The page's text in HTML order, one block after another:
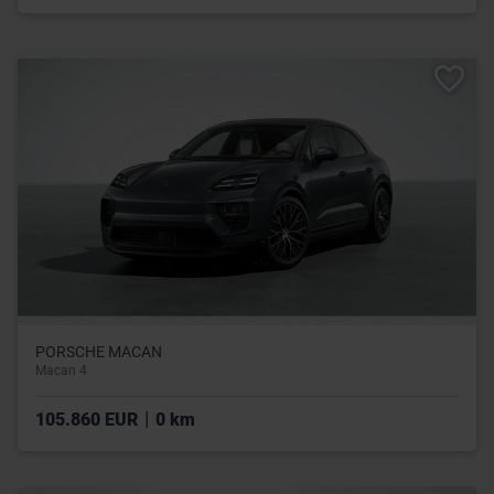
PORSCHE MACAN
Macan 4
105.860 EUR | 0 km